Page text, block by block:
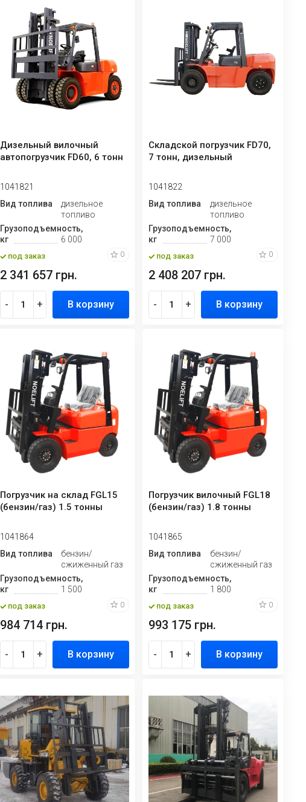
Дизельный вилочный
автопогрузчик FD60, 6 тонн
1041821
Вид топлива
дизельное
топливо
Грузоподъемность,
кг
6 000
под заказ 0
2 341 657 грн.
- + В корзину
Складской погрузчик FD70,
7 тонн, дизельный
1041822
Вид топлива
дизельное
топливо
Грузоподъемность,
кг
7 000
под заказ 0
2 408 207 грн.
- + В корзину
Погрузчик на склад FGL15
(бензин/газ) 1.5 тонны
1041864
Вид топлива
бензин/
сжиженный газ
Грузоподъемность,
кг
1 500
под заказ 0
984 714 грн.
- + В корзину
Погрузчик вилочный FGL18
(бензин/газ) 1.8 тонны
1041865
Вид топлива
бензин/
сжиженный газ
Грузоподъемность,
кг
1 800
под заказ 0
993 175 грн.
- + В корзину